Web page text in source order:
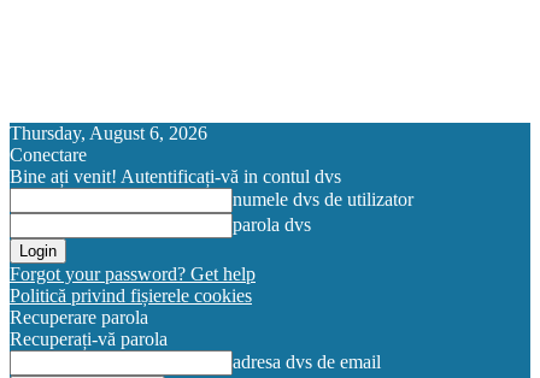
Thursday, August 6, 2026
Conectare
Bine ați venit! Autentificați-vă in contul dvs
numele dvs de utilizator
parola dvs
Forgot your password? Get help
Politică privind fișierele cookies
Recuperare parola
Recuperați-vă parola
adresa dvs de email